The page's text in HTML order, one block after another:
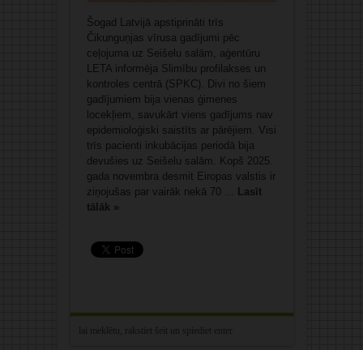
Šogad Latvijā apstiprināti trīs
Čikunguņjas vīrusa gadījumi pēc
ceļojuma uz Seišelu salām, aģentūru
LETA informēja Slimību profilakses un
kontroles centrā (SPKC). Divi no šiem
gadījumiem bija vienas ģimenes
locekļiem, savukārt viens gadījums nav
epidemioloģiski saistīts ar pārējiem. Visi
trīs pacienti inkubācijas periodā bija
devušies uz Seišelu salām. Kopš 2025.
gada novembra desmit Eiropas valstis ir
ziņojušas par vairāk nekā 70 ... Lasīt
tālāk »